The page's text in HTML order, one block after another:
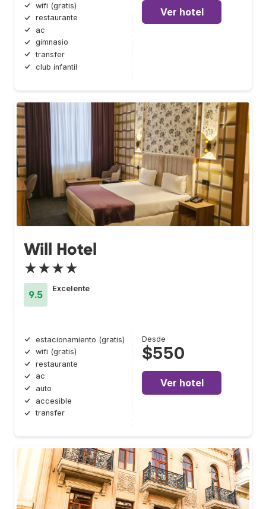
wifi (gratis)
restaurante
ac
gimnasio
transfer
club infantil
Ver hotel
Will Hotel
★★★★
9.5
Excelente
estacionamiento (gratis)
wifi (gratis)
restaurante
ac
auto
accesible
transfer
Desde
$550
Ver hotel